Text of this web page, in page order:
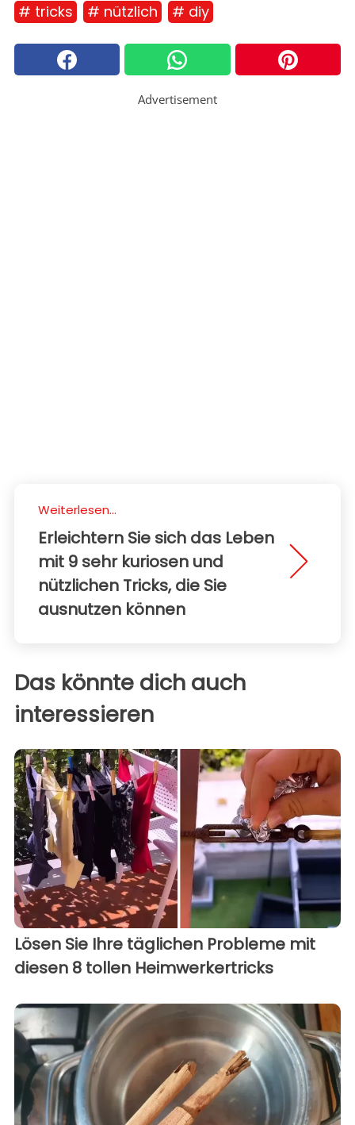
# tricks # nützlich # diy
Advertisement
Weiterlesen...
Erleichtern Sie sich das Leben
mit 9 sehr kuriosen und
nützlichen Tricks, die Sie
ausnutzen können
Das könnte dich auch
interessieren
Lösen Sie Ihre täglichen Probleme mit
diesen 8 tollen Heimwerkertricks